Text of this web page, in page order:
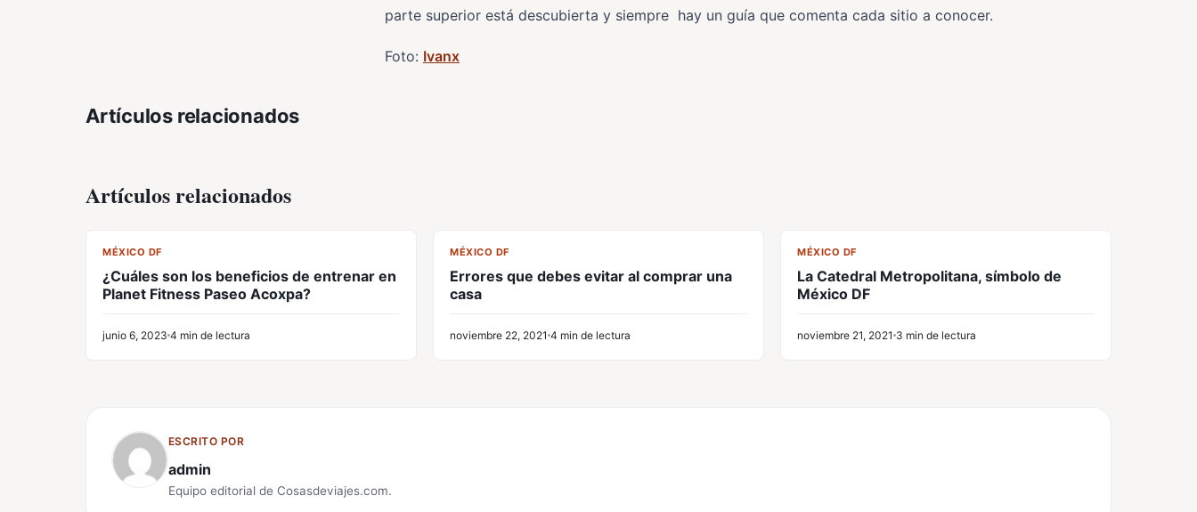
parte superior está descubierta y siempre hay un guía que comenta cada sitio a conocer.
Foto: Ivanx
Artículos relacionados
Artículos relacionados
MÉXICO DF
¿Cuáles son los beneficios de entrenar en
Planet Fitness Paseo Acoxpa?
junio 6, 2023 4 min de lectura
MÉXICO DF
Errores que debes evitar al comprar una
casa
noviembre 22, 2021 4 min de lectura
MÉXICO DF
La Catedral Metropolitana, símbolo de
México DF
noviembre 21, 2021 3 min de lectura
ESCRITO POR
admin
Equipo editorial de Cosasdeviajes.com.